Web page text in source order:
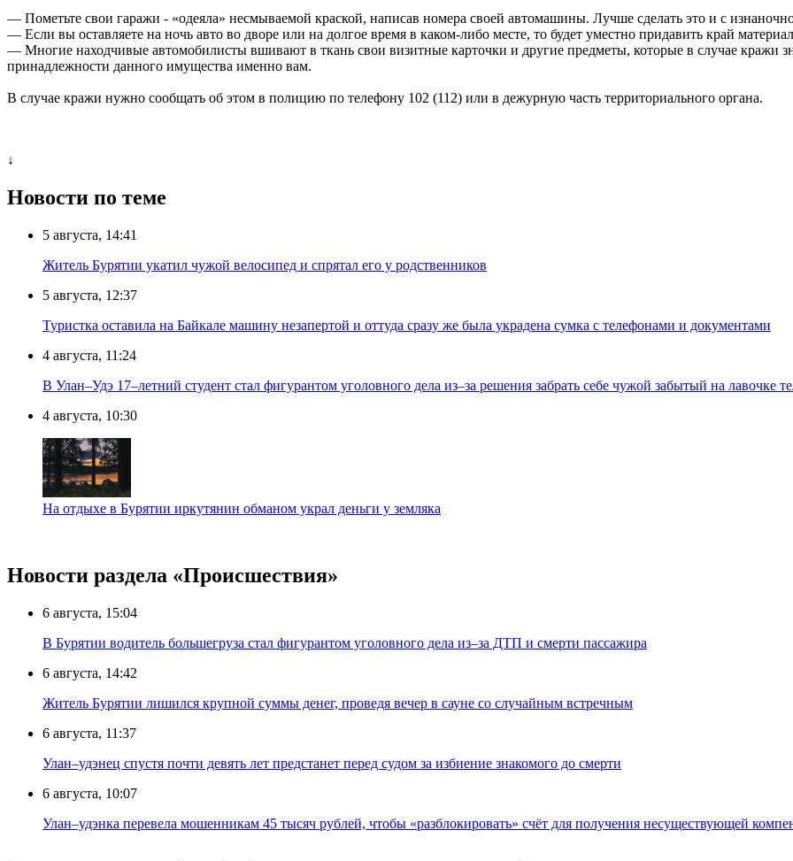
— Пометьте свои гаражи - «одеяла» несмываемой краской, написав номера своей автомашины. Лучше сделать это и с
— Если вы оставляете на ночь авто во дворе или на долгое время в каком-либо месте, то будет уместно придавить край
— Многие находчивые автомобилисты вшивают в ткань свои визитные карточки и другие предметы, которые в случае кражи
принадлежности данного имущества именно вам.
В случае кражи нужно сообщать об этом в полицию по телефону 102 (112) или в дежурную часть территориального органа.
↓
Новости по теме
5 августа, 14:41
Житель Бурятии укатил чужой велосипед и спрятал его у родственников
5 августа, 12:37
Туристка оставила на Байкале машину незапертой и оттуда сразу же была украдена сумка с телефонами и документами
4 августа, 11:24
В Улан–Удэ 17–летний студент стал фигурантом уголовного дела из–за решения забрать себе чужой забытый на лавочке
4 августа, 10:30
На отдыхе в Бурятии иркутянин обманом украл деньги у земляка
Новости раздела «Происшествия»
6 августа, 15:04
В Бурятии водитель большегруза стал фигурантом уголовного дела из–за ДТП и смерти пассажира
6 августа, 14:42
Житель Бурятии лишился крупной суммы денег, проведя вечер в сауне со случайным встречным
6 августа, 11:37
Улан–удэнец спустя почти девять лет предстанет перед судом за избиение знакомого до смерти
6 августа, 10:07
Улан–удэнка перевела мошенникам 45 тысяч рублей, чтобы «разблокировать» счёт для получения несуществующей